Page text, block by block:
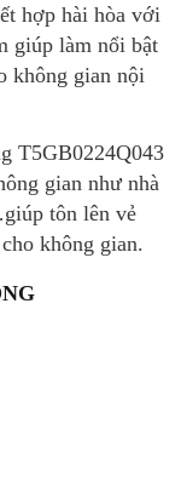
hợp hài hòa với
giúp làm nổi bật
không gian nội
T5GB0224Q043
gian như nhà
tôn lên vẻ
không gian.